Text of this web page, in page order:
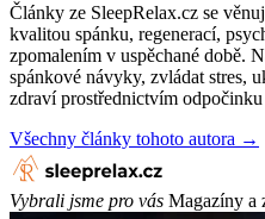
Články ze SleepRelax.cz se
kvalitou spánku, regenerací,
zpomalením v uspěchané době.
spánkové návyky, zvládat stres,
zdraví prostřednictvím odpočinku
Všechny články tohoto autora →
Vybrali jsme pro vás Magazíny a